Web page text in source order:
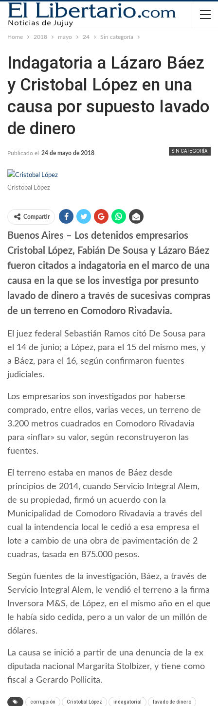
Home 2018 mayo 24 Sin categoría
Indagatoria a Lázaro Báez
y Cristobal López en una
causa por supuesto lavado
de dinero
SIN CATEGORÍA
Publicado el 24 de mayo de 2018
Cristobal López
Compartir
Buenos Aires – Los detenidos empresarios
Cristobal López, Fabián De Sousa y Lázaro Báez
fueron citados a indagatoria en el marco de una
causa en la que se los investiga por presunto
lavado de dinero a través de sucesivas compras
de un terreno en Comodoro Rivadavia.
El juez federal Sebastián Ramos citó De Sousa para
el 14 de junio; a López, para el 15 del mismo mes, y
a Báez, para el 16, según confirmaron fuentes
judiciales.
Los empresarios son investigados por haberse
comprado, entre ellos, varias veces, un terreno de
3.200 metros cuadrados en Comodoro Rivadavia
para «inflar» su valor, según reconstruyeron las
fuentes.
El terreno estaba en manos de Báez desde
principios de 2014, cuando Servicio Integral Alem,
de su propiedad, firmó un acuerdo con la
Municipalidad de Comodoro Rivadavia a través del
cual la intendencia local le cedió a esa empresa el
lote a cambio de una obra de pavimentación de 2
cuadras, tasada en 875.000 pesos.
Según fuentes de la investigación, Báez, a través de
Servicio Integral Alem, le vendió el terreno a la firma
Inversora M&S, de López, en el mismo año en el que
le había sido cedida, pero a un valor de un millón de
dólares.
La causa se inició a partir de una denuncia de la ex
diputada nacional Margarita Stolbizer, y tiene como
fiscal a Gerardo Pollicita.
corrupción Cristobal López indagatorial lavado de dinero